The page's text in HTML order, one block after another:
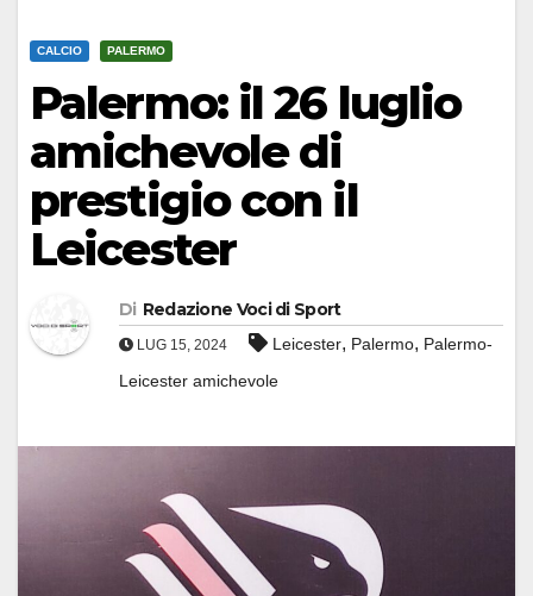
CALCIO PALERMO
Palermo: il 26 luglio
amichevole di
prestigio con il
Leicester
Di Redazione Voci di Sport
LUG 15, 2024 Leicester, Palermo, Palermo-
Leicester amichevole